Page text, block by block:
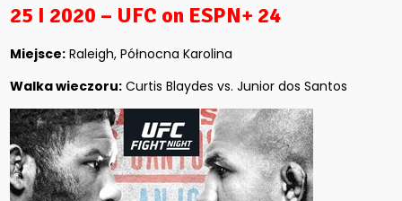
25 I 2020 – UFC on ESPN+ 24
Miejsce: Raleigh, Północna Karolina
Walka wieczoru: Curtis Blaydes vs. Junior dos Santos